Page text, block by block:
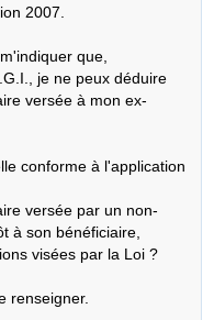
2007.
que,
je ne peux déduire
versée à mon ex-
conforme à l'application
versée par un non-
à son bénéficiaire,
visées par la Loi ?
renseigner.